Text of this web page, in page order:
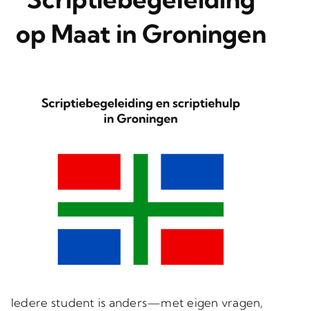
op Maat in Groningen
Iedere student is anders—met eigen vragen,